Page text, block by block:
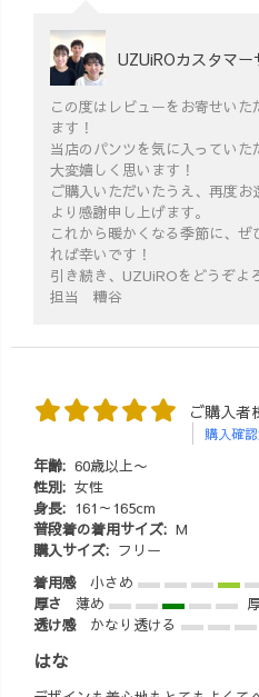
UZUiROカスタマー
この度はレビューをお寄せい
ます！
当店のパンツを気に入っていた
大変嬉しく思います！
ご購入いただいたうえ、再度
より感謝申し上げます。
これから暖かくなる季節に、
れば幸いです！
引き続き、UZUiROをどうぞよ
担当 糟谷
ご購入者
購入確
年齢: 60歳以上〜
性別: 女性
身長: 161～165cm
普段着の着用サイズ: M
購入サイズ: フリー
着用感
小さめ
厚さ
薄め
透け感
かなり透ける
はな